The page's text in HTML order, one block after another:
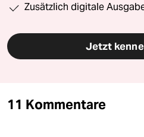
Zusätzlich digitale
Jetzt
11 Kommentare